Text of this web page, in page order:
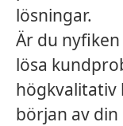
lösningar.
Är du
lösa
högkvalitativ
början av